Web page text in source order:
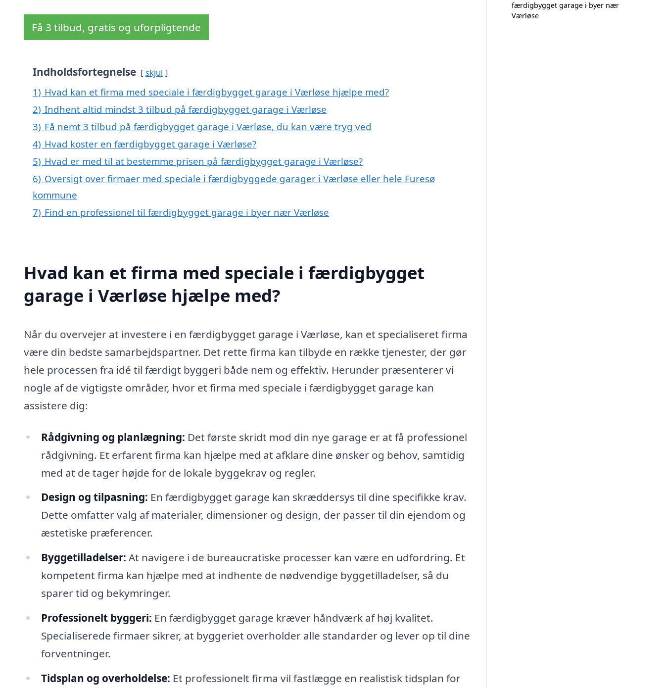
Få 3 tilbud, gratis og uforpligtende
Indholdsfortegnelse skjul
1) Hvad kan et firma med speciale i færdigbygget garage i Værløse hjælpe med?
2) Indhent altid mindst 3 tilbud på færdigbygget garage i Værløse
3) Få nemt 3 tilbud på færdigbygget garage i Værløse, du kan være tryg ved
4) Hvad koster en færdigbygget garage i Værløse?
5) Hvad er med til at bestemme prisen på færdigbygget garage i Værløse?
6) Oversigt over firmaer med speciale i færdigbyggede garager i Værløse eller hele Furesø
kommune
7) Find en professionel til færdigbygget garage i byer nær Værløse
Hvad kan et firma med speciale i færdigbygget
garage i Værløse hjælpe med?
Når du overvejer at investere i en færdigbygget garage i Værløse, kan et specialiseret firma
være din bedste samarbejdspartner. Det rette firma kan tilbyde en række tjenester, der gør
hele processen fra idé til færdigt byggeri både nem og effektiv. Herunder præsenterer vi
nogle af de vigtigste områder, hvor et firma med speciale i færdigbygget garage kan
assistere dig:
Rådgivning og planlægning: Det første skridt mod din nye garage er at få professionel
rådgivning. Et erfarent firma kan hjælpe med at afklare dine ønsker og behov, samtidig
med at de tager højde for de lokale byggekrav og regler.
Design og tilpasning: En færdigbygget garage kan skræddersys til dine specifikke krav.
Dette omfatter valg af materialer, dimensioner og design, der passer til din ejendom og
æstetiske præferencer.
Byggetilladelser: At navigere i de bureaucratiske processer kan være en udfordring. Et
kompetent firma kan hjælpe med at indhente de nødvendige byggetilladelser, så du
sparer tid og bekymringer.
Professionelt byggeri: En færdigbygget garage kræver håndværk af høj kvalitet.
Specialiserede firmaer sikrer, at byggeriet overholder alle standarder og lever op til dine
forventninger.
Tidsplan og overholdelse: Et professionelt firma vil fastlægge en realistisk tidsplan for
færdigbygget garage i byer nær
Værløse